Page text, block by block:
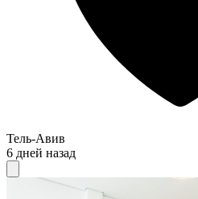
Тель-Авив
6 дней назад